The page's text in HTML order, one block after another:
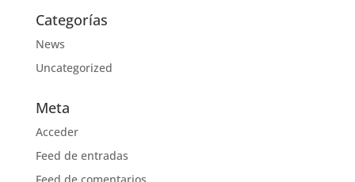
Categorías
News
Uncategorized
Meta
Acceder
Feed de entradas